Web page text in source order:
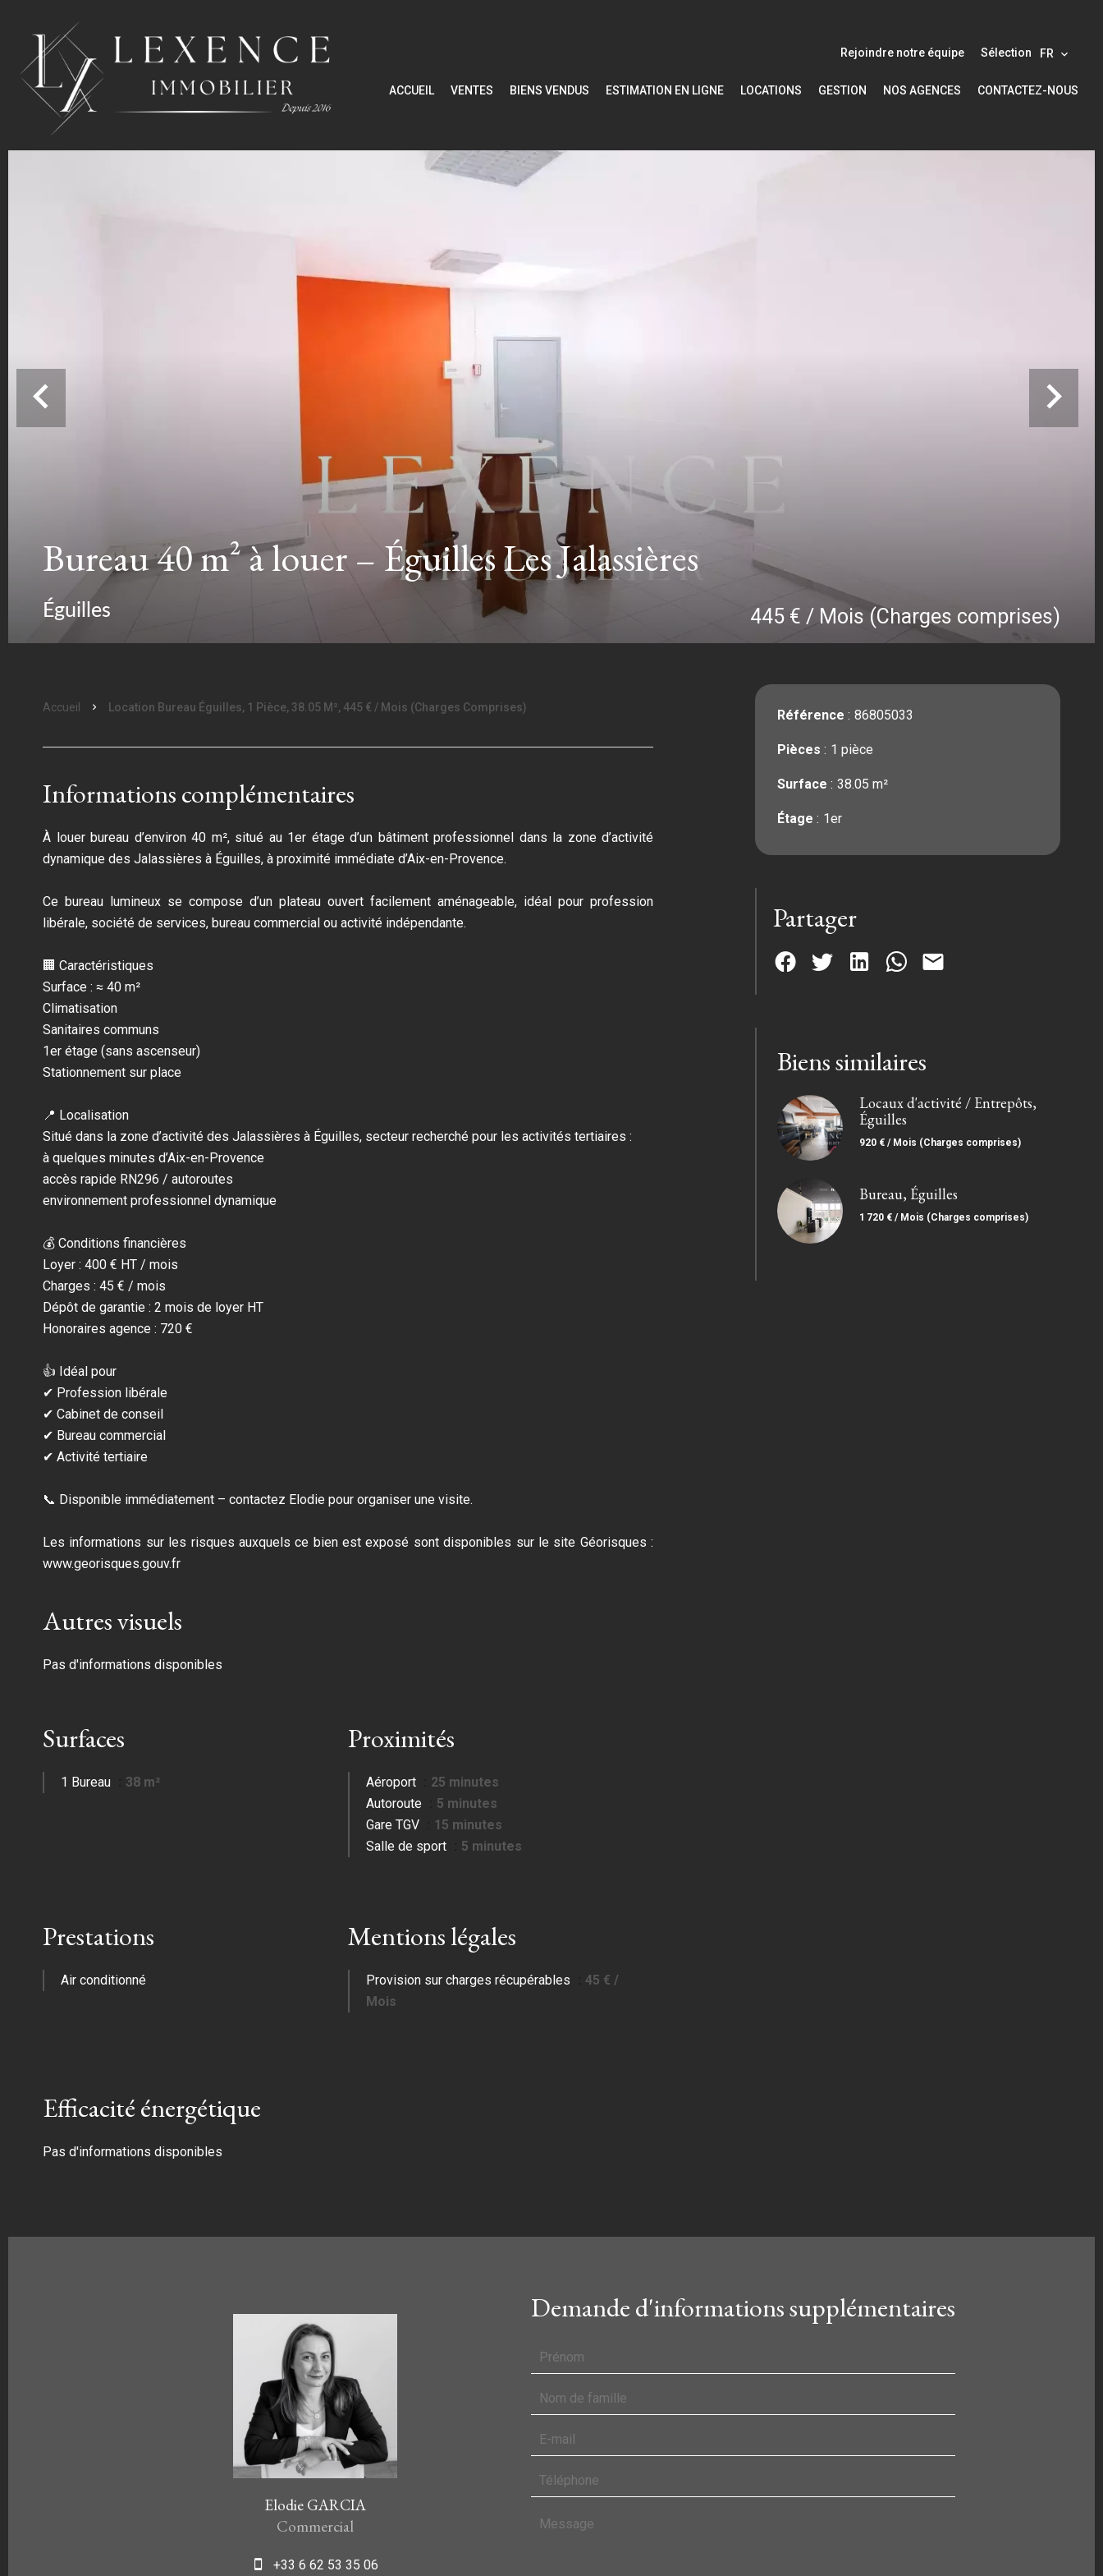
Rejoindre notre équipe Sélection FR
ACCUEIL VENTES BIENS VENDUS ESTIMATION EN LIGNE LOCATIONS GESTION NOS AGENCES CONTACTEZ-NOUS
Bureau 40 m² à louer – Éguilles Les Jalassières
Éguilles 445 € / Mois (Charges comprises)
Accueil Location Bureau Éguilles, 1 Pièce, 38.05 M², 445 € / Mois (Charges Comprises)
Informations complémentaires
À louer bureau d’environ 40 m², situé au 1er étage d’un bâtiment professionnel dans la zone d’activité
dynamique des Jalassières à Éguilles, à proximité immédiate d’Aix-en-Provence.
Ce bureau lumineux se compose d’un plateau ouvert facilement aménageable, idéal pour profession
libérale, société de services, bureau commercial ou activité indépendante.
🏢 Caractéristiques
Surface : ≈ 40 m²
Climatisation
Sanitaires communs
1er étage (sans ascenseur)
Stationnement sur place
📍 Localisation
Situé dans la zone d’activité des Jalassières à Éguilles, secteur recherché pour les activités tertiaires :
à quelques minutes d’Aix-en-Provence
accès rapide RN296 / autoroutes
environnement professionnel dynamique
💰 Conditions financières
Loyer : 400 € HT / mois
Charges : 45 € / mois
Dépôt de garantie : 2 mois de loyer HT
Honoraires agence : 720 €
👍 Idéal pour
✔ Profession libérale
✔ Cabinet de conseil
✔ Bureau commercial
✔ Activité tertiaire
📞 Disponible immédiatement – contactez Elodie pour organiser une visite.
Les informations sur les risques auxquels ce bien est exposé sont disponibles sur le site Géorisques :
www.georisques.gouv.fr
Autres visuels
Pas d'informations disponibles
Surfaces
1 Bureau 38 m²
Proximités
Aéroport
25 minutes
Autoroute
5 minutes
Gare TGV
15 minutes
Salle de sport
5 minutes
Prestations
Air conditionné
Mentions légales
Provision sur charges récupérables
45 € /
Mois
Efficacité énergétique
Pas d'informations disponibles
Référence 86805033
Pièces 1 pièce
Surface 38.05 m²
Étage 1er
Partager
Biens similaires
Locaux d'activité / Entrepôts,
Éguilles
920 € / Mois (Charges comprises)
Bureau, Éguilles
1 720 € / Mois (Charges comprises)
Elodie GARCIA
Commercial
+33 6 62 53 35 06
Demande d'informations supplémentaires